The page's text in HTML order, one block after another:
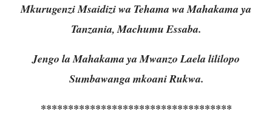
Mkurugenzi Msaidizi wa Tehama wa Mahakama ya
Tanzania, Machumu Essaba.
Jengo la Mahakama ya Mwanzo Laela lililopo
Sumbawanga mkoani Rukwa.
***********************************